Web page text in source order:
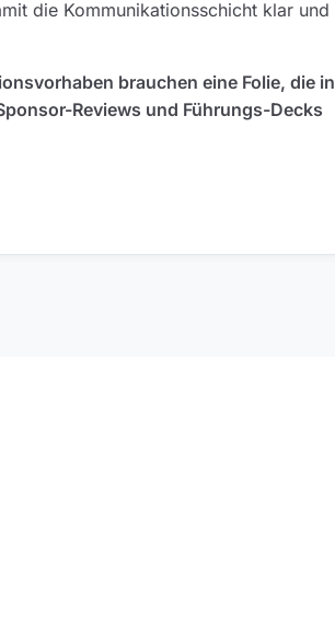
die Kommunikationsschicht klar und
brauchen eine Folie, die in
Reviews und Führungs-Decks